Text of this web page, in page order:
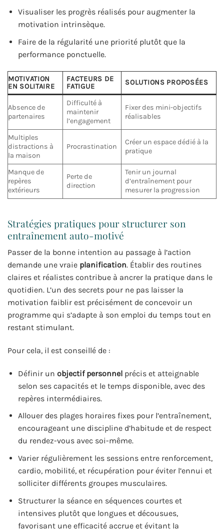
Visualiser les progrès réalisés pour augmenter la
motivation intrinsèque.
Faire de la régularité une priorité plutôt que la
performance ponctuelle.
MOTIVATION
EN SOLITAIRE
FACTEURS DE
FATIGUE
SOLUTIONS PROPOSÉES
Absence de
partenaires
Difficulté à
maintenir
l’engagement
Fixer des mini-objectifs
réalisables
Multiples
distractions à
la maison
Procrastination
Créer un espace dédié à la
pratique
Manque de
repères
extérieurs
Perte de
direction
Tenir un journal
d’entraînement pour
mesurer la progression
Stratégies pratiques pour structurer son
entraînement auto-motivé
Passer de la bonne intention au passage à l’action
demande une vraie planification. Établir des routines
claires et réalistes contribue à ancrer la pratique dans le
quotidien. L’un des secrets pour ne pas laisser la
motivation faiblir est précisément de concevoir un
programme qui s’adapte à son emploi du temps tout en
restant stimulant.
Pour cela, il est conseillé de :
Définir un objectif personnelprécis et atteignable
selon ses capacités et le temps disponible, avec des
repères intermédiaires.
Allouer des plages horaires fixes pour l’entraînement,
encourageant une discipline d’habitude et de respect
du rendez-vous avec soi-même.
Varier régulièrement les sessions entre renforcement,
cardio, mobilité, et récupération pour éviter l’ennui et
solliciter différents groupes musculaires.
Structurer la séance en séquences courtes et
intensives plutôt que longues et décousues,
favorisant une efficacité accrue et évitant la